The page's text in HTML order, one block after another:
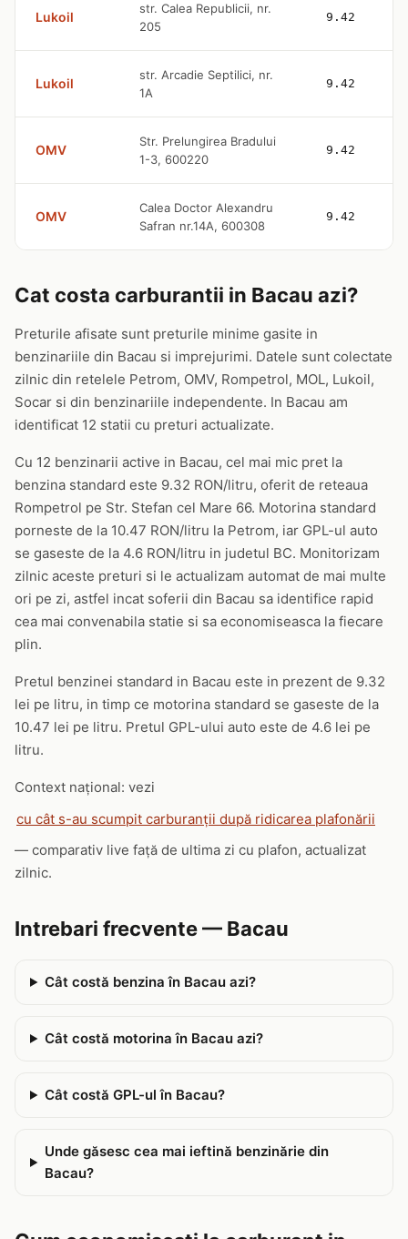
Lukoil
str. Calea Republicii, nr.
205
9.42
Lukoil
str. Arcadie Septilici, nr.
1A
9.42
OMV
Str. Prelungirea Bradului
1-3, 600220
9.42
OMV
Calea Doctor Alexandru
Safran nr.14A, 600308
9.42
Cat costa carburantii in Bacau azi?
Preturile afisate sunt preturile minime gasite in
benzinariile din Bacau si imprejurimi. Datele sunt colectate
zilnic din retelele Petrom, OMV, Rompetrol, MOL, Lukoil,
Socar si din benzinariile independente. In Bacau am
identificat 12 statii cu preturi actualizate.
Cu 12 benzinarii active in Bacau, cel mai mic pret la
benzina standard este 9.32 RON/litru, oferit de reteaua
Rompetrol pe Str. Stefan cel Mare 66. Motorina standard
porneste de la 10.47 RON/litru la Petrom, iar GPL-ul auto
se gaseste de la 4.6 RON/litru in judetul BC. Monitorizam
zilnic aceste preturi si le actualizam automat de mai multe
ori pe zi, astfel incat soferii din Bacau sa identifice rapid
cea mai convenabila statie si sa economiseasca la fiecare
plin.
Pretul benzinei standard in Bacau este in prezent de 9.32
lei pe litru, in timp ce motorina standard se gaseste de la
10.47 lei pe litru. Pretul GPL-ului auto este de 4.6 lei pe
litru.
Context național: vezi
cu cât s-au scumpit carburanții după ridicarea plafonării
— comparativ live față de ultima zi cu plafon, actualizat
zilnic.
Intrebari frecvente — Bacau
Cât costă benzina în Bacau azi?
Cât costă motorina în Bacau azi?
Cât costă GPL-ul în Bacau?
Unde găsesc cea mai ieftină benzinărie din
Bacau?